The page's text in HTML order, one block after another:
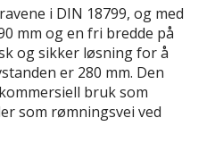
i DIN 18799, og med
mm og en fri bredde på
og sikker løsning for å
er 280 mm. Den
bruk som
som rømningsvei ved